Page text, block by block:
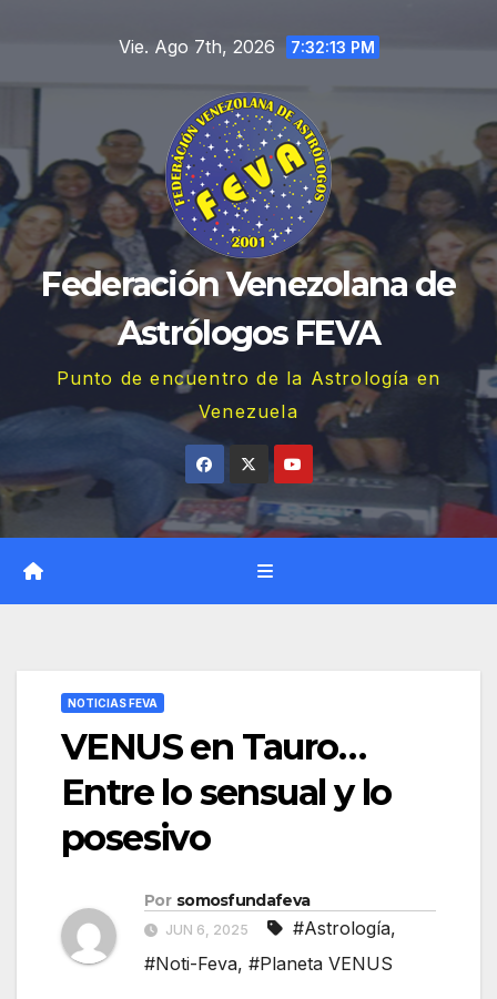
contenido
Vie. Ago 7th, 2026 7:32:14 PM
Federación Venezolana de
Astrólogos FEVA
Punto de encuentro de la Astrología en
Venezuela
NOTICIAS FEVA
VENUS en Tauro…
Entre lo sensual y lo
posesivo
Por somosfundafeva
JUN 6, 2025 #Astrología,
#Noti-Feva, #Planeta VENUS